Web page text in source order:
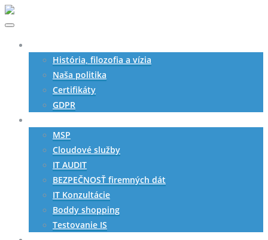
História, filozofia a vízia
Naša politika
Certifikáty
GDPR
MSP
Cloudové služby
IT AUDIT
BEZPEČNOSŤ firemných dát
IT Konzultácie
Boddy shopping
Testovanie IS